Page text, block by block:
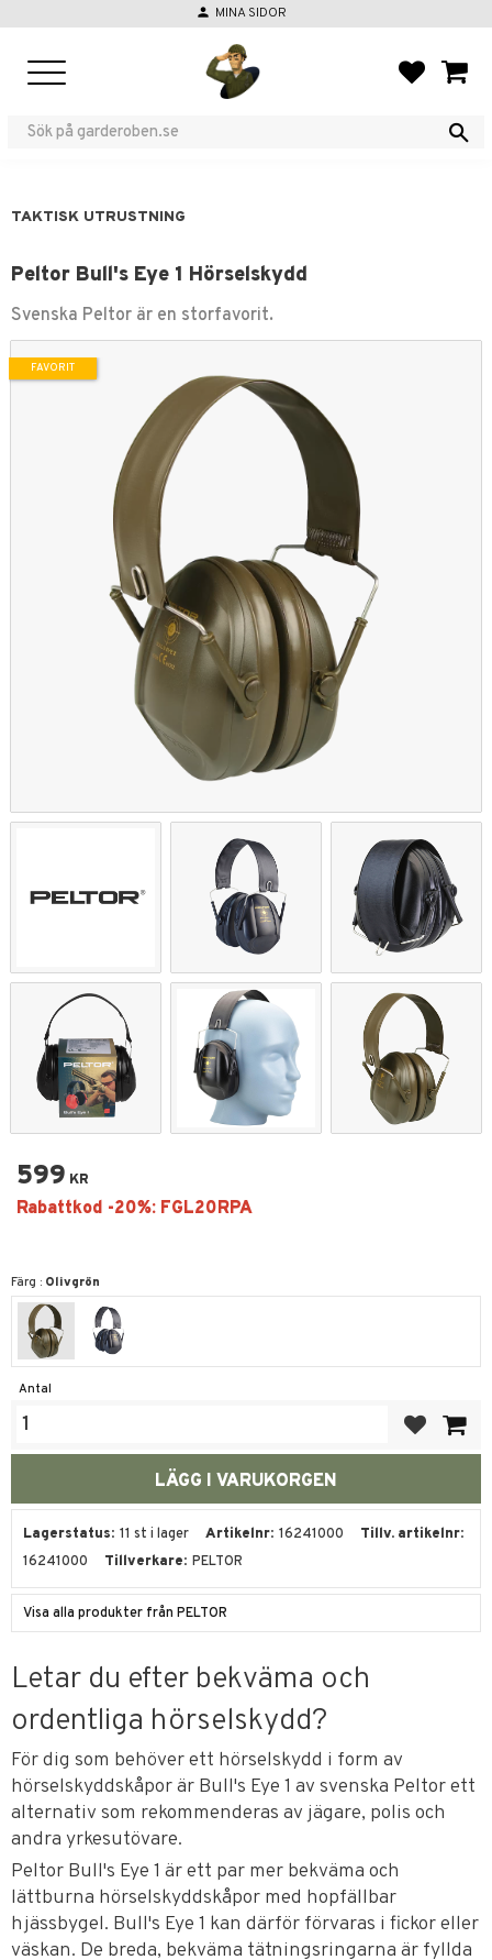
person MINA SIDOR
TAKTISK UTRUSTNING
Peltor Bull's Eye 1 Hörselskydd
Svenska Peltor är en storfavorit.
FAVORIT
599 KR
Färg : Olivgrön
Antal
Lagerstatus 11 st i lager Artikelnr 16241000
Tillv. artikelnr
16241000
Tillverkare PELTOR
Visa alla produkter från PELTOR
Letar du efter bekväma och
ordentliga hörselskydd?
För dig som behöver ett hörselskydd i form av
hörselskyddskåpor är Bull's Eye 1 av svenska Peltor ett
alternativ som rekommenderas av jägare, polis och
andra yrkesutövare.
Peltor Bull's Eye 1 är ett par mer bekväma och
lättburna hörselskyddskåpor med hopfällbar
hjässbygel. Bull's Eye 1 kan därför förvaras i fickor eller
väskan. De breda, bekväma tätningsringarna är fyllda